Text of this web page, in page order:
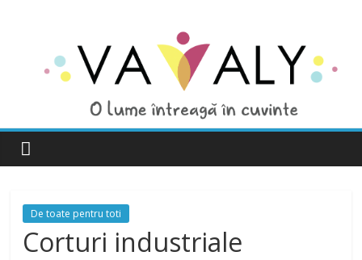
De toate pentru toti
Corturi industriale